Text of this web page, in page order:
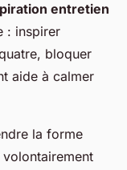
entretien
: inspirer
bloquer
aide à calmer
la forme